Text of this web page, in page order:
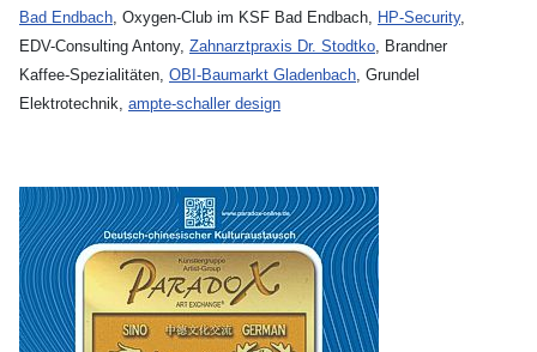
Bad Endbach, Oxygen-Club im KSF Bad Endbach, HP-Security,
EDV-Consulting Antony, Zahnarztpraxis Dr. Stodtko, Brandner
Kaffee-Spezialitäten, OBI-Baumarkt Gladenbach, Grundel
Elektrotechnik, ampte-schaller design